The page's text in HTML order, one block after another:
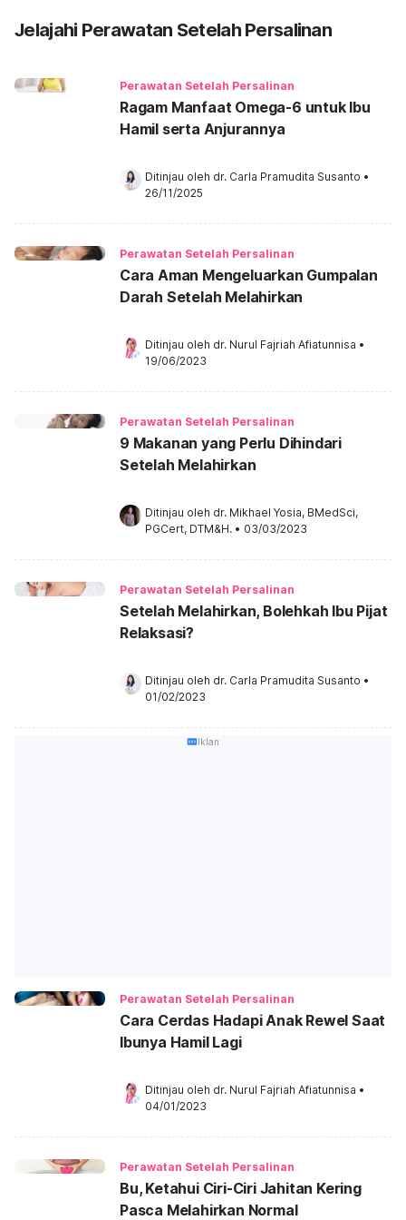
Jelajahi Perawatan Setelah Persalinan
Perawatan Setelah Persalinan
Ragam Manfaat Omega-6 untuk Ibu
Hamil serta Anjurannya
Ditinjau oleh dr. Carla Pramudita Susanto •
26/11/2025
Perawatan Setelah Persalinan
Cara Aman Mengeluarkan Gumpalan
Darah Setelah Melahirkan
Ditinjau oleh dr. Nurul Fajriah Afiatunnisa •
19/06/2023
Perawatan Setelah Persalinan
9 Makanan yang Perlu Dihindari
Setelah Melahirkan
Ditinjau oleh dr. Mikhael Yosia, BMedSci,
PGCert, DTM&H. • 03/03/2023
Perawatan Setelah Persalinan
Setelah Melahirkan, Bolehkah Ibu Pijat
Relaksasi?
Ditinjau oleh dr. Carla Pramudita Susanto •
01/02/2023
Iklan
Perawatan Setelah Persalinan
Cara Cerdas Hadapi Anak Rewel Saat
Ibunya Hamil Lagi
Ditinjau oleh dr. Nurul Fajriah Afiatunnisa •
04/01/2023
Perawatan Setelah Persalinan
Bu, Ketahui Ciri-Ciri Jahitan Kering
Pasca Melahirkan Normal